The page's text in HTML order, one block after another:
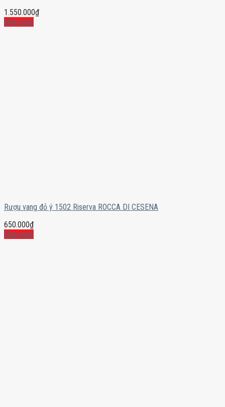
1.550.000₫
Mua ngay
Rượu vang đỏ ý 1502 Riserva ROCCA DI CESENA
650.000₫
Mua ngay